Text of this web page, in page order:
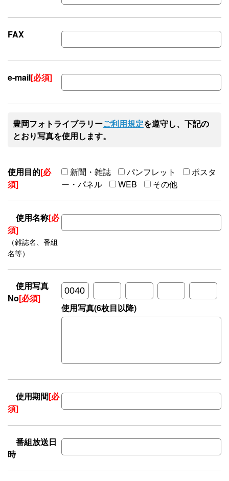
FAX
e-mail[必須]
豊岡フォトライブラリーご利用規定を遵守し、下記の
とおり写真を使用します。
使用目的[必
須]
新聞・雑誌 パンフレット
ポスタ
ー・パネル
WEB その他
使用名称[必
須]
（雑誌名、番組
名等）
使用写真
No[必須]
使用写真(6枚目以降)
使用期間[必
須]
番組放送日
時